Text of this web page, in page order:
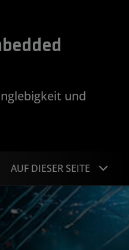
und
AUF DIESER SEITE
Übersicht
Anwendungen